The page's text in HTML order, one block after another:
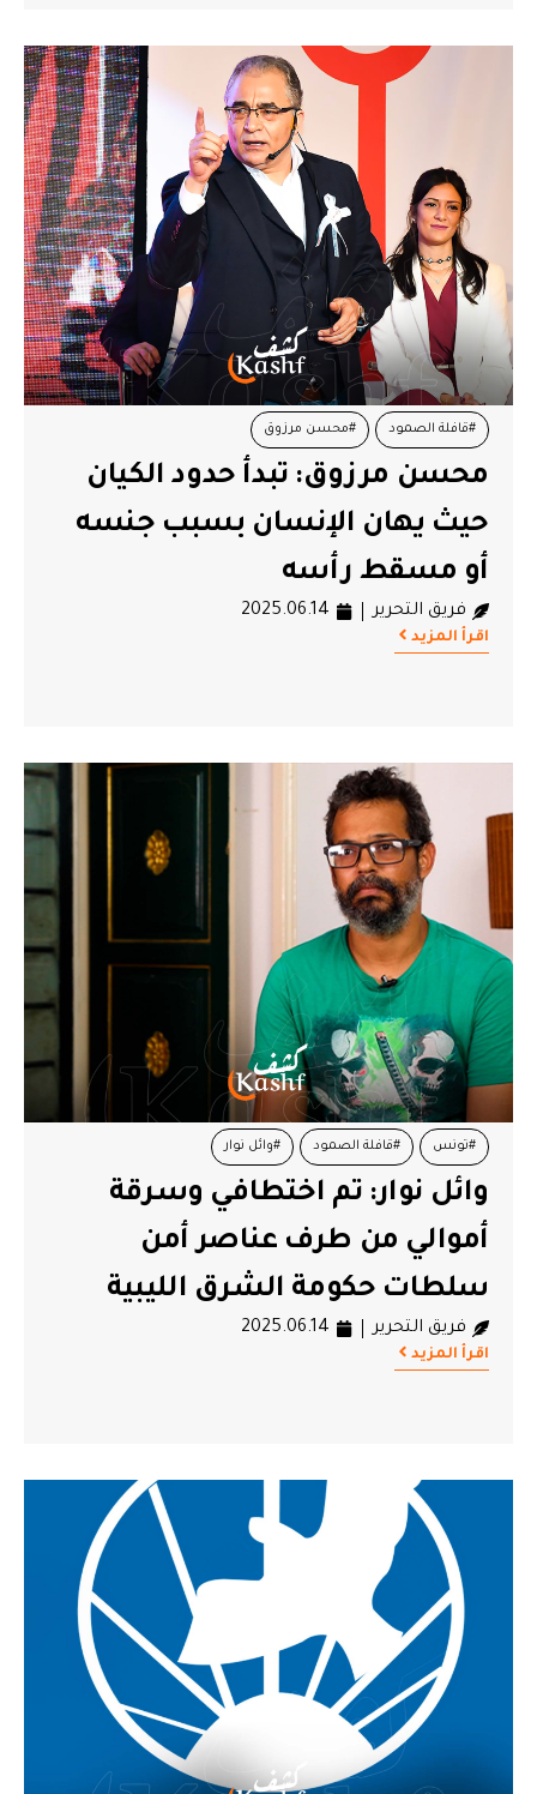
#قافلة الصمود #محسن مرزوق
محسن مرزوق: تبدأ حدود الكيان
حيث يهان الإنسان بسبب جنسه
أو مسقط رأسه
فريق التحرير 2025.06.14
اقرأ المزيد
#تونس #قافلة الصمود #وائل نوار
وائل نوار: تم اختطافي وسرقة
أموالي من طرف عناصر أمن
سلطات حكومة الشرق الليبية
فريق التحرير 2025.06.14
اقرأ المزيد